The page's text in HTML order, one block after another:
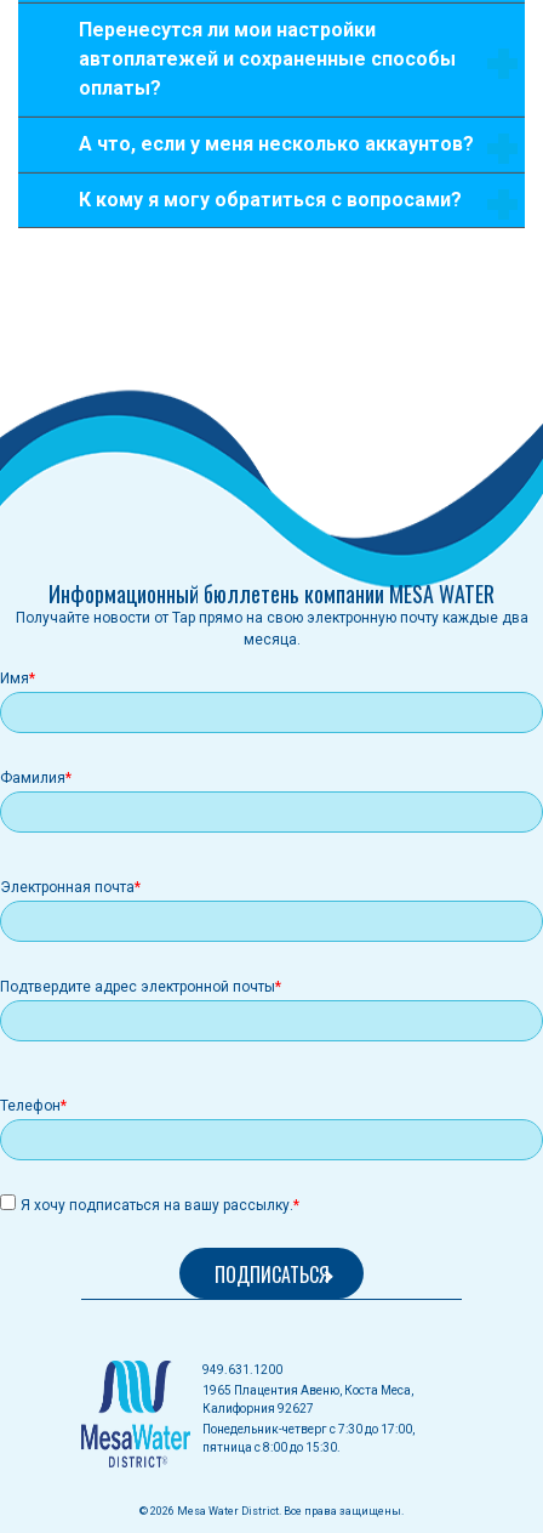
Перенесутся ли мои настройки
автоплатежей и сохраненные способы
оплаты?
А что, если у меня несколько аккаунтов?
К кому я могу обратиться с вопросами?
Информационный бюллетень компании MESA WATER
Получайте новости от Tap прямо на свою электронную почту каждые два
месяца.
Имя
Фамилия
Электронная
почта
Электронная почта
Подтвердите адрес электронной почты
Телефон
Я хочу подписаться на вашу рассылку.
949.631.1200
1965 Плацентия Авеню, Коста Меса,
Калифорния 92627
Понедельник-четверг с 7:30 до 17:00,
пятница с 8:00 до 15:30.
© 2026 Mesa Water District. Все права защищены.